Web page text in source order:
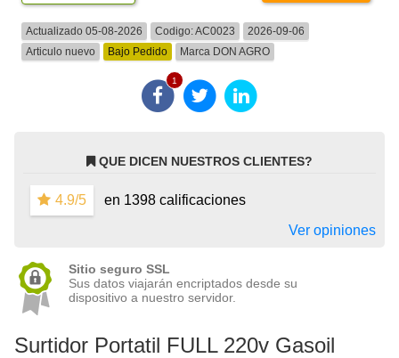
Actualizado 05-08-2026 Codigo:AC0023
2026-09-06
Articulo nuevo
Bajo Pedido Marca DON AGRO
1
QUE DICEN NUESTROS CLIENTES?
4.9/5
en 1398 calificaciones
Ver opiniones
Sitio seguro SSL
Sus datos viajarán encriptados desde su
dispositivo a nuestro servidor.
Surtidor Portatil FULL 220v Gasoil